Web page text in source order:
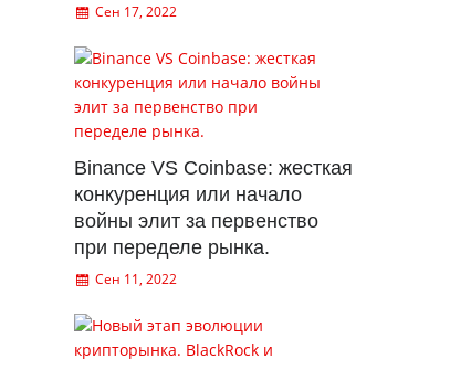
Сен 17, 2022
Binance VS Coinbase: жесткая
конкуренция или начало
войны элит за первенство
при переделе рынка.
Сен 11, 2022